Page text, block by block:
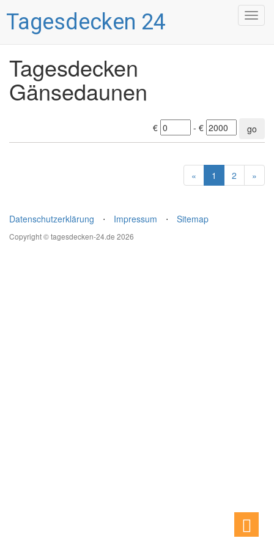
Tagesdecken 24
Tagesdecken
Gänsedaunen
€ - € go
« 1 2 »
Datenschutzerklärung ⋅ Impressum ⋅ Sitemap
Copyright © tagesdecken-24.de 2026